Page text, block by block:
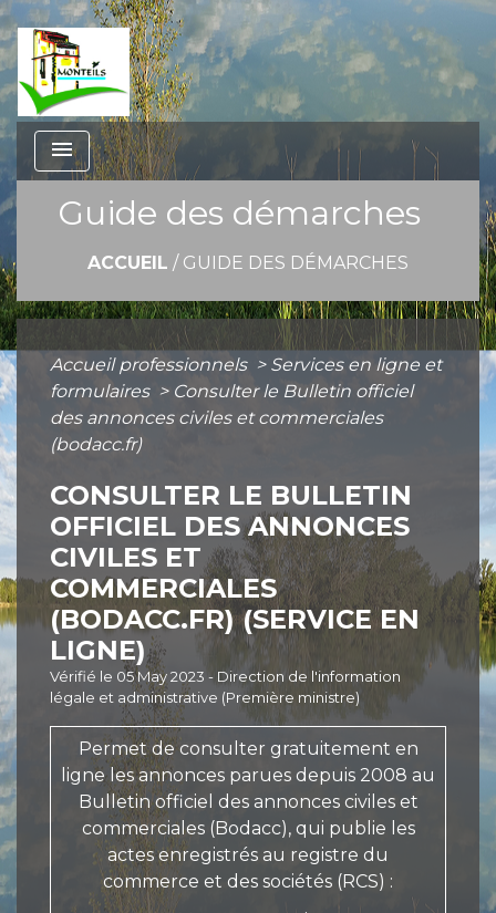
menu
Guide des démarches
ACCUEIL / GUIDE DES DÉMARCHES
Accueil professionnels > Services en ligne et
formulaires > Consulter le Bulletin officiel
des annonces civiles et commerciales
(bodacc.fr)
CONSULTER LE BULLETIN
OFFICIEL DES ANNONCES
CIVILES ET
COMMERCIALES
(BODACC.FR) (SERVICE EN
LIGNE)
Vérifié le 05 May 2023 - Direction de l'information
légale et administrative (Première ministre)
Permet de consulter gratuitement en
ligne les annonces parues depuis 2008 au
Bulletin officiel des annonces civiles et
commerciales (Bodacc), qui publie les
actes enregistrés au registre du
commerce et des sociétés (RCS) :